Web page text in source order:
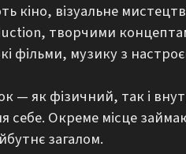
кіно, візуальне
творчими
фільми, музику з
— як фізичний, так і
себе. Окреме місце
загалом.